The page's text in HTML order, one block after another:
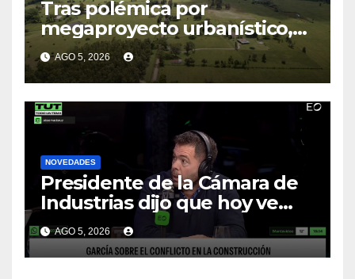
Tras polémica por
megaproyecto urbanístico,
Ambiente emitirá decreto
para incluir a los Bañados de
Carrasco entre humedales
protegidos
AGO 5, 2026
NOVEDADES
Presidente de la Cámara de
Industrias dijo que hoy ve
“inviable” la reducción de la
jornada laboral en el sector
AGO 5, 2026